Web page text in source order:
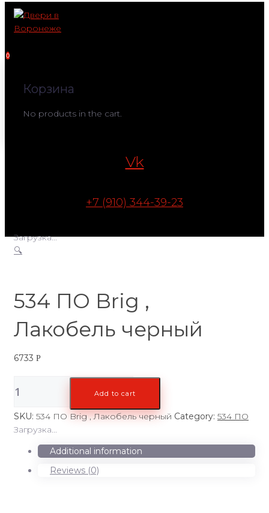
Перейти
контенту
0
Корзина
No products in the cart.
Vk
+7 (910) 344-39-23
Загрузка...
🔍
534 ПО Brig ,
Лакобель черный
6733 Р
ПО
,
Лакобель
черный
quantity
Add to cart
SKU: 534 ПО Brig , Лакобель черный Category: 534 ПО
Загрузка...
Additional information
Reviews (0)